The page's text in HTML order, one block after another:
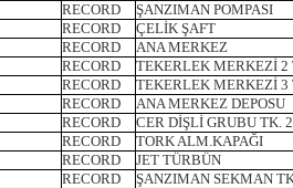
RECORD
ŞANZIMAN POMPASI
RECORD
ÇELİK ŞAFT
RECORD
ANA MERKEZ
RECORD
TEKERLEK MERKEZİ 2
RECORD
TEKERLEK MERKEZİ 3
RECORD
ANA MERKEZ DEPOSU
RECORD
CER DİŞLİ GRUBU TK.
RECORD
TORK ALM.KAPAĞI
RECORD
JET TÜRBÜN
RECORD
ŞANZIMAN SEKMAN